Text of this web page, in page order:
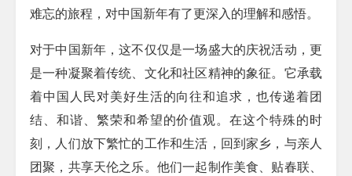
难忘的旅程，对中国新年有了更深入的理解和感悟。
对于中国新年，这不仅仅是一场盛大的庆祝活动，更
是一种凝聚着传统、文化和社区精神的象征。它承载
着中国人民对美好生活的向往和追求，也传递着团
结、和谐、繁荣和希望的价值观。在这个特殊的时
刻，人们放下繁忙的工作和生活，回到家乡，与亲人
团聚，共享天伦之乐。他们一起制作美食、贴春联、